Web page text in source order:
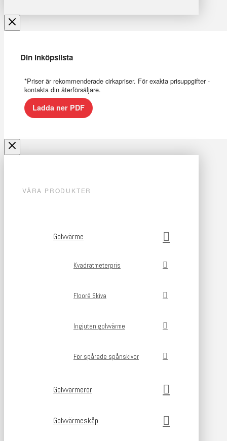
Din inköpslista
*Priser är rekommenderade cirkapriser. För exakta prisuppgifter -
kontakta din återförsäljare.
Ladda ner PDF
VÅRA PRODUKTER
Golvvärme
Kvadratmeterpris
Flooré Skiva
Ingjuten golvvärme
För spårade spånskivor
Golvvärmerör
Golvvärmeskåp